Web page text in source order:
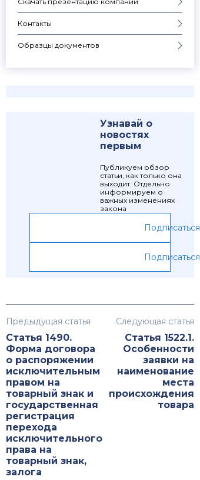
Контакты
Образцы документов
Узнавай о
новостях
первым
Публикуем обзор
статьи, как только она
выходит. Отдельно
информируем о
важных изменениях
закона
Подписаться
Подписаться
Предыдущая статья
Статья 1490.
Форма договора
о распоряжении
исключительным
правом на
товарный знак и
государственная
регистрация
перехода
исключительного
права на
товарный знак,
залога
Следующая статья
Статья 1522.1.
Особенности
заявки на
наименование
места
происхождения
товара